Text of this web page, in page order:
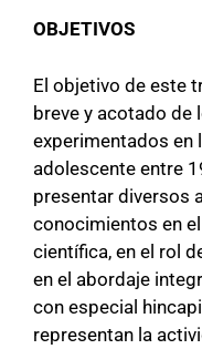
OBJETIVOS
El objetivo de este
breve y acotado de
experimentados en
adolescente entre
presentar diversos
conocimientos en
científica, en el rol
en el abordaje
con especial
representan la